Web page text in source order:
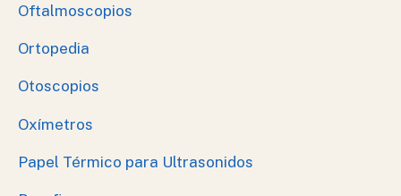
Oftalmoscopios
Ortopedia
Otoscopios
Oxímetros
Papel Térmico para Ultrasonidos